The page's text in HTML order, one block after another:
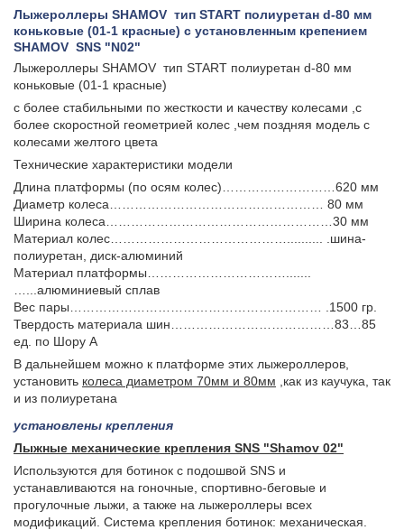
Лыжероллеры SHAMOV тип START полиуретан d-80 мм
коньковые (01-1 красные) c установленным крепением
SHAMOV SNS "N02"
Лыжероллеры SHAMOV тип START полиуретан d-80 мм
коньковые (01-1 красные)
с более стабильными по жесткости и качеству колесами ,с
более скоростной геометрией колес ,чем поздняя модель с
колесами желтого цвета
Технические характеристики модели
Длина платформы (по осям колес)………………………620 мм
Диаметр колеса…………………………………………… 80 мм
Ширина колеса………………………………………………30 мм
Материал колес…………………………………….......... .шина-
полиуретан, диск-алюминий
Материал платформы…………………………….......
…...алюминиевый сплав
Вес пары…………………………………………………… .1500 гр.
Твердость материала шин…………………………………83…85
ед. по Шору А
В дальнейшем можно к платформе этих лыжероллеров,
установить колеса диаметром 70мм и 80мм ,как из каучука, так
и из полиуретана
установлены крепления
Лыжные механические крепления SNS "Shamov 02"
Используются для ботинок с подошвой SNS и
устанавливаются на гоночные, спортивно-беговые и
прогулочные лыжи, а также на лыжероллеры всех
модификаций. Система крепления ботинок: механическая.